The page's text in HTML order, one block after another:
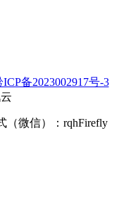
ICP备2023002917号-3
微信）：rqhFirefly